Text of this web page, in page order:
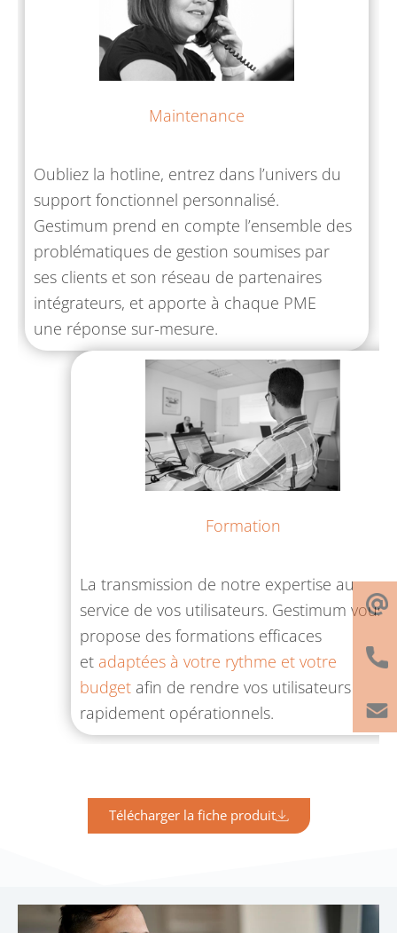
Maintenance
Oubliez la hotline, entrez dans l’univers du
support fonctionnel personnalisé.
Gestimum prend en compte l’ensemble des
problématiques de gestion soumises par
ses clients et son réseau de partenaires
intégrateurs, et apporte à chaque PME
une réponse sur-mesure.
Formation
La transmission de notre expertise au
service de vos utilisateurs. Gestimum vous
propose des formations efficaces
et adaptées à votre rythme et votre
budget afin de rendre vos utilisateurs
rapidement opérationnels.
Télécharger la fiche produit